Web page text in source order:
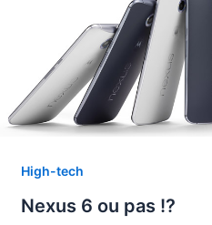
High-tech
Nexus 6 ou pas !?